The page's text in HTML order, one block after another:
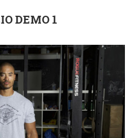
DEMO 1